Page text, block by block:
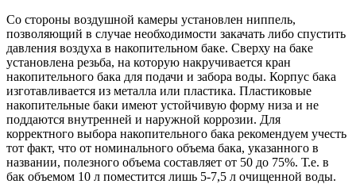
Со стороны воздушной камеры установлен ниппель,
позволяющий в случае необходимости закачать либо спустить
давления воздуха в накопительном баке. Сверху на баке
установлена резьба, на которую накручивается кран
накопительного бака для подачи и забора воды. Корпус бака
изготавливается из металла или пластика. Пластиковые
накопительные баки имеют устойчивую форму низа и не
поддаются внутренней и наружной коррозии. Для
корректного выбора накопительного бака рекомендуем учесть
тот факт, что от номинального объема бака, указанного в
названии, полезного объема составляет от 50 до 75%. Т.е. в
бак объемом 10 л поместится лишь 5-7,5 л очищенной воды.